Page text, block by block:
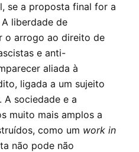
se a proposta final for a
liberdade de
o arrogo ao direito de
e anti-
aliada à
ligada a um sujeito
A sociedade e a
muito mais amplos a
como um work in
não pode não